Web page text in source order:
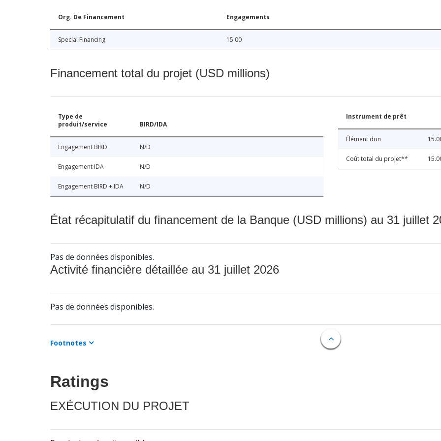
Org. De Financement Engagements
Special Financing 15.00
Financement total du projet (USD millions)
Type de
produit/service
BIRD/IDA
Engagement BIRD N/D
Engagement IDA N/D
Engagement BIRD + IDA N/D
Instrument de prêt
Élément don
Coût total du projet**
État récapitulatif du financement de la Banque (USD millions) au 31 juillet
Pas de données disponibles.
Activité financière détaillée au 31 juillet 2026
Pas de données disponibles.
Footnotes
Ratings
EXÉCUTION DU PROJET